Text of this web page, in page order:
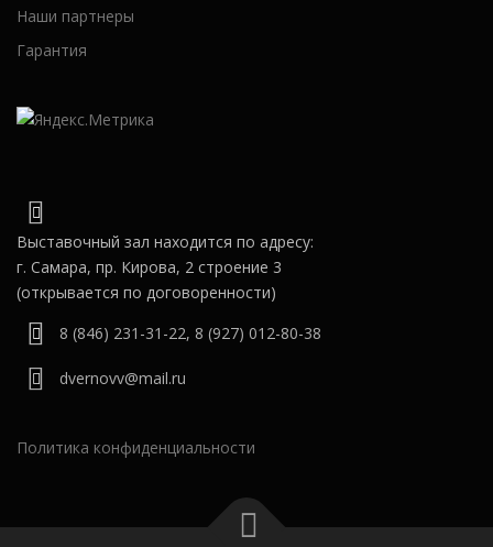
Наши партнеры
Гарантия
Выставочный зал находится по адресу:
г. Самара, пр. Кирова, 2 строение 3
(открывается по договоренности)
8 (846) 231-31-22, 8 (927) 012-80-38
dvernovv@mail.ru
Политика конфиденциальности